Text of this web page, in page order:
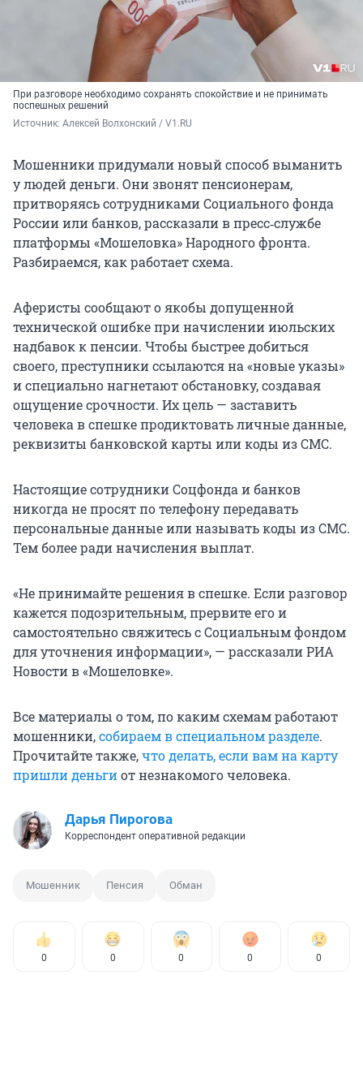
При разговоре необходимо сохранять спокойствие и не принимать
поспешных решений
Источник: Алексей Волхонский / V1.RU
Мошенники придумали новый способ выманить
у людей деньги. Они звонят пенсионерам,
притворяясь сотрудниками Социального фонда
России или банков, рассказали в пресс‑службе
платформы «Мошеловка» Народного фронта.
Разбираемся, как работает схема.
Аферисты сообщают о якобы допущенной
технической ошибке при начислении июльских
надбавок к пенсии. Чтобы быстрее добиться
своего, преступники ссылаются на «новые указы»
и специально нагнетают обстановку, создавая
ощущение срочности. Их цель — заставить
человека в спешке продиктовать личные данные,
реквизиты банковской карты или коды из СМС.
Настоящие сотрудники Соцфонда и банков
никогда не просят по телефону передавать
персональные данные или называть коды из СМС.
Тем более ради начисления выплат.
«Не принимайте решения в спешке. Если разговор
кажется подозрительным, прервите его и
самостоятельно свяжитесь с Социальным фондом
для уточнения информации», — рассказали РИА
Новости в «Мошеловке».
Все материалы о том, по каким схемам работают
мошенники,собираем в специальном разделе.
Прочитайте также,что делать, если вам на карту
пришли деньгиот незнакомого человека.
Дарья Пирогова
Корреспондент оперативной редакции
Мошенник Пенсия Обман
0 0 0 0 0